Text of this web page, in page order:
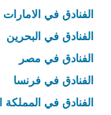
الفنادق في الامارات
الفنادق في البحرين
الفنادق في مصر
الفنادق في فرنسا
الفنادق في المملكة